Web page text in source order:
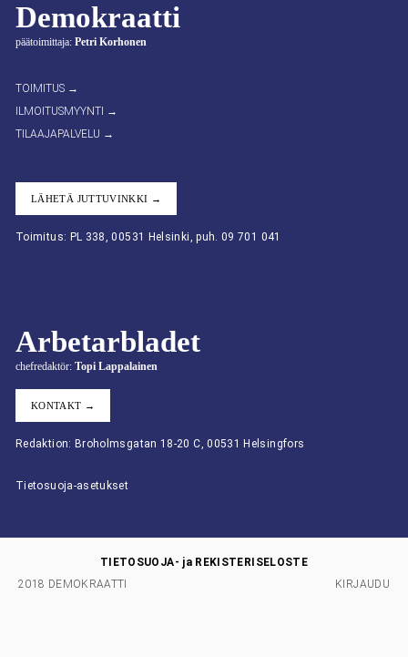
Demokraatti
päätoimittaja: Petri Korhonen
TOIMITUS →
ILMOITUSMYYNTI →
TILAAJAPALVELU →
LÄHETÄ JUTTUVINKKI →
Toimitus: PL 338, 00531 Helsinki, puh. 09 701 041
Arbetarbladet
chefredaktör: Topi Lappalainen
KONTAKT →
Redaktion: Broholmsgatan 18-20 C, 00531 Helsingfors
Tietosuoja-asetukset
2018 DEMOKRAATTI
TIETOSUOJA- ja REKISTERISELOSTE
KIRJAUDU